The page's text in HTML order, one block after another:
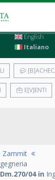
English
Italiano
E[V]ENTI
Zammit
04 in